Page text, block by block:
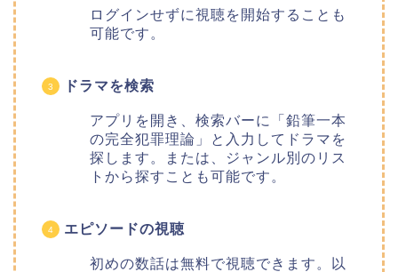
ログインせずに視聴を開始することも
可能です。
ドラマを検索
アプリを開き、検索バーに「鉛筆一本
の完全犯罪理論」と入力してドラマを
探します。または、ジャンル別のリス
トから探すことも可能です。
エピソードの視聴
初めの数話は無料で視聴できます。以